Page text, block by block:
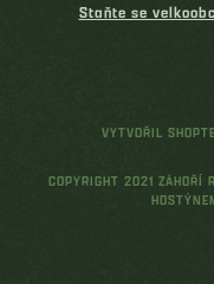
Staňte se
VYTVOŘIL
COPYRIGHT 2021 ZÁHOŘÍ